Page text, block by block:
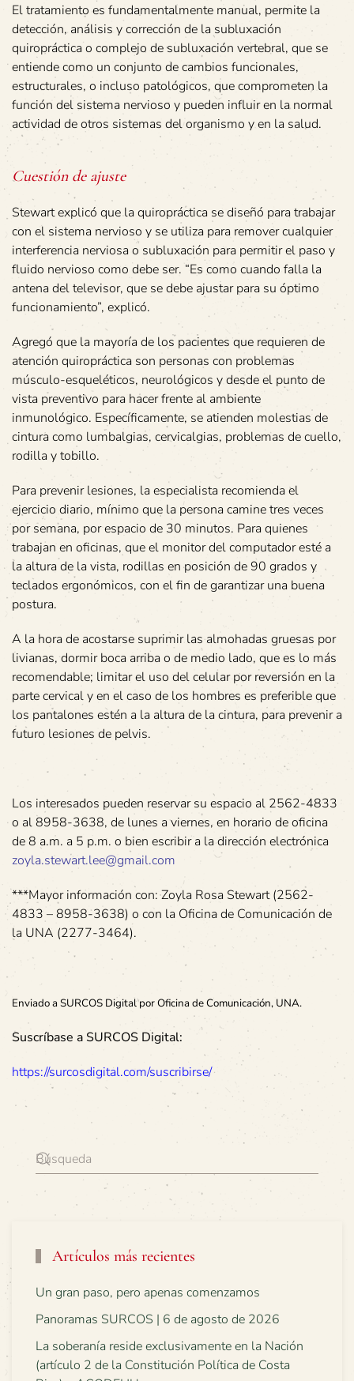
El tratamiento es fundamentalmente manual, permite la
detección, análisis y corrección de la subluxación
quiropráctica o complejo de subluxación vertebral, que se
entiende como un conjunto de cambios funcionales,
estructurales, o incluso patológicos, que comprometen la
función del sistema nervioso y pueden influir en la normal
actividad de otros sistemas del organismo y en la salud.
Cuestión de ajuste
Stewart explicó que la quiropráctica se diseñó para trabajar
con el sistema nervioso y se utiliza para remover cualquier
interferencia nerviosa o subluxación para permitir el paso y
fluido nervioso como debe ser. “Es como cuando falla la
antena del televisor, que se debe ajustar para su óptimo
funcionamiento”, explicó.
Agregó que la mayoría de los pacientes que requieren de
atención quiropráctica son personas con problemas
músculo-esqueléticos, neurológicos y desde el punto de
vista preventivo para hacer frente al ambiente
inmunológico. Específicamente, se atienden molestias de
cintura como lumbalgias, cervicalgias, problemas de cuello,
rodilla y tobillo.
Para prevenir lesiones, la especialista recomienda el
ejercicio diario, mínimo que la persona camine tres veces
por semana, por espacio de 30 minutos. Para quienes
trabajan en oficinas, que el monitor del computador esté a
la altura de la vista, rodillas en posición de 90 grados y
teclados ergonómicos, con el fin de garantizar una buena
postura.
A la hora de acostarse suprimir las almohadas gruesas por
livianas, dormir boca arriba o de medio lado, que es lo más
recomendable; limitar el uso del celular por reversión en la
parte cervical y en el caso de los hombres es preferible que
los pantalones estén a la altura de la cintura, para prevenir a
futuro lesiones de pelvis.
Los interesados pueden reservar su espacio al 2562-4833
o al 8958-3638, de lunes a viernes, en horario de oficina
de 8 a.m. a 5 p.m. o bien escribir a la dirección electrónica
zoyla.stewart.lee@gmail.com
***Mayor información con: Zoyla Rosa Stewart (2562-
4833 – 8958-3638) o con la Oficina de Comunicación de
la UNA (2277-3464).
Enviado a SURCOS Digital por Oficina de Comunicación, UNA.
Suscríbase a SURCOS Digital:
https://surcosdigital.com/suscribirse/
Artículos más recientes
Un gran paso, pero apenas comenzamos
Panoramas SURCOS | 6 de agosto de 2026
La soberanía reside exclusivamente en la Nación
(artículo 2 de la Constitución Política de Costa